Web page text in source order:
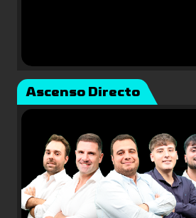
Ascenso Directo